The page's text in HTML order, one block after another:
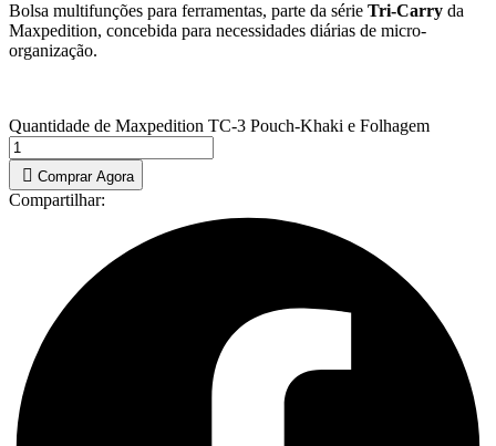
Bolsa multifunções para ferramentas, parte da série Tri-Carry da
Maxpedition, concebida para necessidades diárias de micro-
organização.
Quantidade de Maxpedition TC-3 Pouch-Khaki e Folhagem
Comprar Agora
Compartilhar: